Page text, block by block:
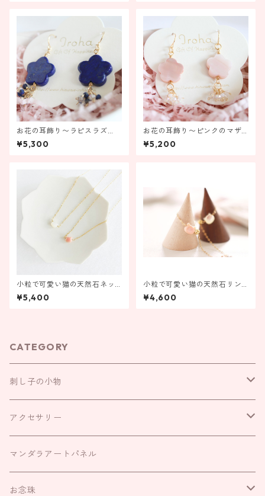
お花の耳飾り〜ラピスラズ
リ〜【金具の変更ができま
す】
¥5,300
お花の耳飾り〜ピンクのマザ
ーオブパール〜【お花の変更
ができます】
¥5,200
小粒で可愛い猫の天然石ネッ
クレス
¥5,400
小粒で可愛い猫の天然石リン
グ
¥4,600
CATEGORY
刺し子の小物
お守り袋
お財布袋
がま口
アクセサリー
耳飾り
ネックレス
マンダラアートパネル
お念珠